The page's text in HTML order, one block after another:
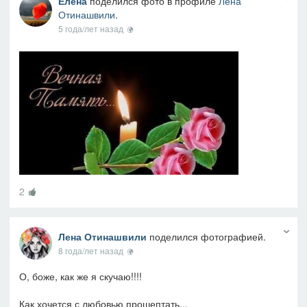
Отинашвили.
5 года/лет назад
2
Лена Отинашвили поделился фотографией.
8 года/лет назад
О, боже, как же я скучаю!!!!
Как хочется с любовью прошептать...